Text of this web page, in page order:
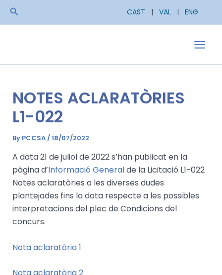
SkipSearch CAST | VAL | ENG
Main
NOTES ACLARATÒRIES
L1-022
By PCCSA/18/07/2022
A data 21 de juliol de 2022 s’han publicat en la
página d’Informació Generalde la Licitació L1-022
Notes aclaratòries a les diverses dudes
plantejades fins la data respecte a les possibles
interpretacions del plec de Condicions del
concurs.
Nota aclaratòria 1